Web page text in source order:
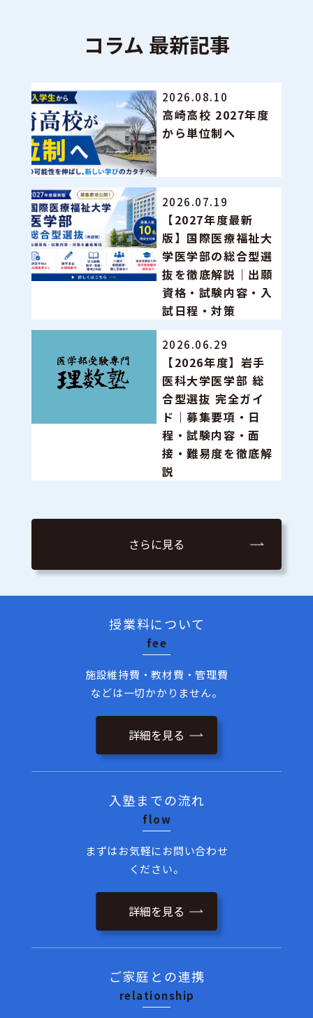
コラム 最新記事
2026.08.10
高崎高校 2027年度
から単位制へ
2026.07.19
【2027年度最新
版】国際医療福祉大
学医学部の総合型選
抜を徹底解説｜出願
資格・試験内容・入
試日程・対策
2026.06.29
【2026年度】岩手
医科大学医学部 総
合型選抜 完全ガイ
ド｜募集要項・日
程・試験内容・面
接・難易度を徹底解
説
さらに見る
授業料について
fee
施設維持費・教材費・管理費
などは一切かかりません。
詳細を見る
入塾までの流れ
flow
まずはお気軽にお問い合わせ
ください。
詳細を見る
ご家庭との連携
relationship